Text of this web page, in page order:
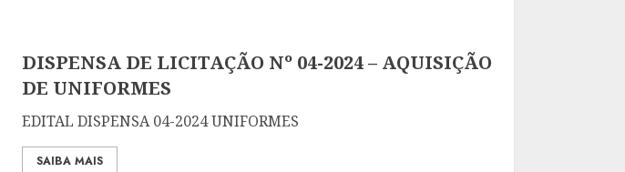
DISPENSA DE LICITAÇÃO Nº 04-2024 – AQUISIÇÃO
DE UNIFORMES
EDITAL DISPENSA 04-2024 UNIFORMES
SAIBA MAIS